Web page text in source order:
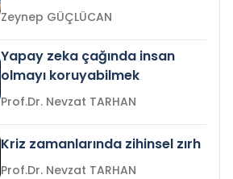
Zeynep GÜÇLÜCAN
Yapay zeka çağında insan
olmayı koruyabilmek
Prof.Dr. Nevzat TARHAN
Kriz zamanlarında zihinsel zırh
Prof.Dr. Nevzat TARHAN